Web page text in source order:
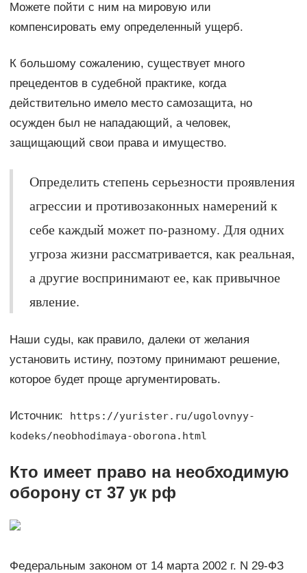
Можете пойти с ним на мировую или
компенсировать ему определенный ущерб.
К большому сожалению, существует много
прецедентов в судебной практике, когда
действительно имело место самозащита, но
осужден был не нападающий, а человек,
защищающий свои права и имущество.
Определить степень серьезности проявления
агрессии и противозаконных намерений к
себе каждый может по-разному. Для одних
угроза жизни рассматривается, как реальная,
а другие воспринимают ее, как привычное
явление.
Наши суды, как правило, далеки от желания
установить истину, поэтому принимают решение,
которое будет проще аргументировать.
Источник:
https://yurister.ru/ugolovnyy-
kodeks/neobhodimaya-oborona.html
Кто имеет право на необходимую
оборону ст 37 ук рф
Федеральным законом от 14 марта 2002 г. N 29-ФЗ